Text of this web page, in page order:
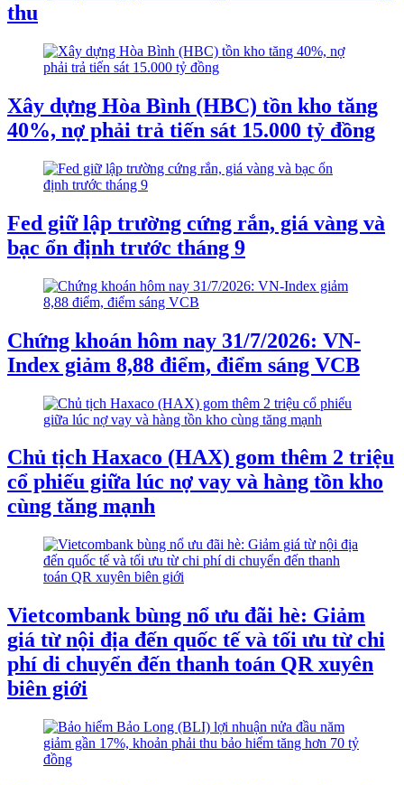
thu
Xây dựng Hòa Bình (HBC) tồn kho tăng
40%, nợ phải trả tiến sát 15.000 tỷ đồng
Fed giữ lập trường cứng rắn, giá vàng và
bạc ổn định trước tháng 9
Chứng khoán hôm nay 31/7/2026: VN-
Index giảm 8,88 điểm, điểm sáng VCB
Chủ tịch Haxaco (HAX) gom thêm 2 triệu
cổ phiếu giữa lúc nợ vay và hàng tồn kho
cùng tăng mạnh
Vietcombank bùng nổ ưu đãi hè: Giảm
giá từ nội địa đến quốc tế và tối ưu từ chi
phí di chuyển đến thanh toán QR xuyên
biên giới